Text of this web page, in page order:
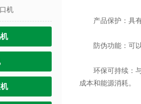
机
产品保护：具有
防伪功能：可以
环保可持续：与
成本和能源消耗。